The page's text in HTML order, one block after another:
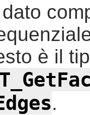
è il
.